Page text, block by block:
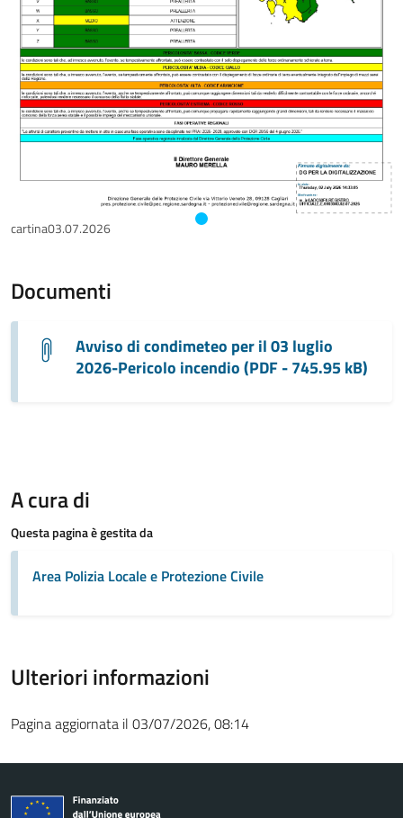
cartina03.07.2026
Documenti
Avviso di condimeteo per il 03 luglio
2026-Pericolo incendio (PDF - 745.95 kB)
A cura di
Questa pagina è gestita da
Area Polizia Locale e Protezione Civile
Ulteriori informazioni
Pagina aggiornata il 03/07/2026, 08:14